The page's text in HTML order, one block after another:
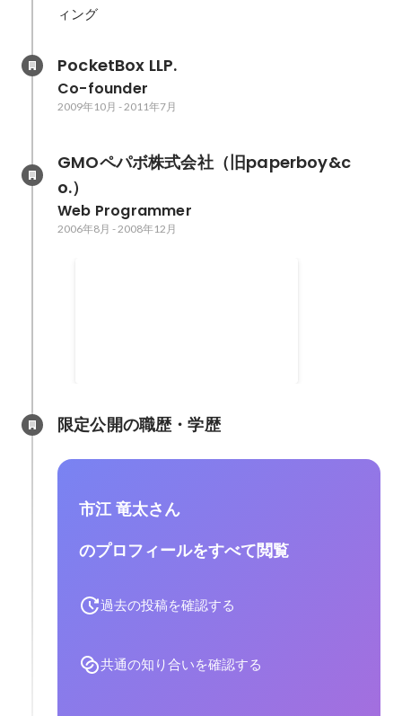
ィング
PocketBox LLP.
Co-founder
2009年10月 -2011年7月
GMOペパボ株式会社（旧paperboy&c
o.）
Web Programmer
2006年8月 -2008年12月
限定公開の職歴・学歴
市江 竜太さん
のプロフィールをすべて閲覧
過去の投稿を確認する
共通の知り合いを確認する